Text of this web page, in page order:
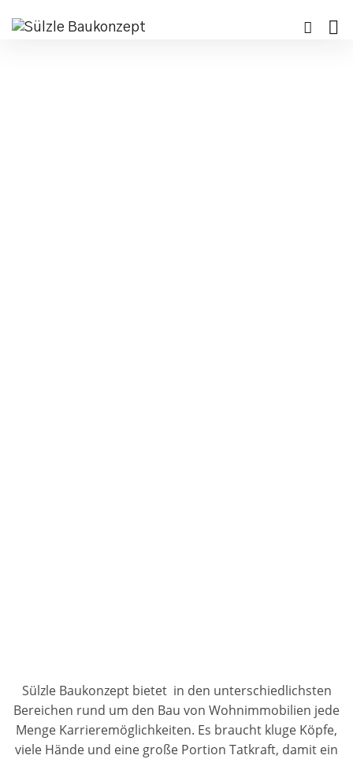
Sülzle Baukonzept bietet in den unterschiedlichsten
Bereichen rund um den Bau von Wohnimmobilien jede
Menge Karrieremöglichkeiten. Es braucht kluge Köpfe,
viele Hände und eine große Portion Tatkraft, damit ein